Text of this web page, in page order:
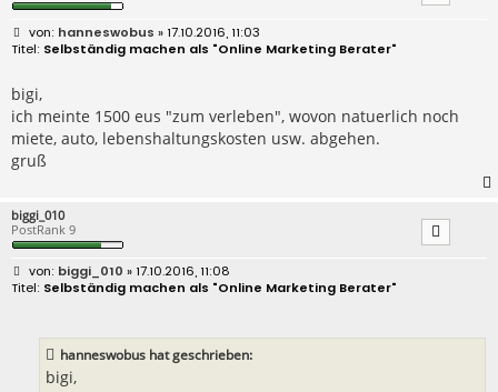
B
e
r
a
g
hanneswobus » 17.10.2016, 11:03
Selbständig machen als "Online Marketing Berater"
bigi,
ich meinte 1500 eus "zum verleben", wovon natuerlich noch
miete, auto, lebenshaltungskosten usw. abgehen.
gruß
biggi_010
PostRank 9
B
e
biggi_010 » 17.10.2016, 11:08
Selbständig machen als "Online Marketing Berater"
hanneswobus hat geschrieben:
bigi,